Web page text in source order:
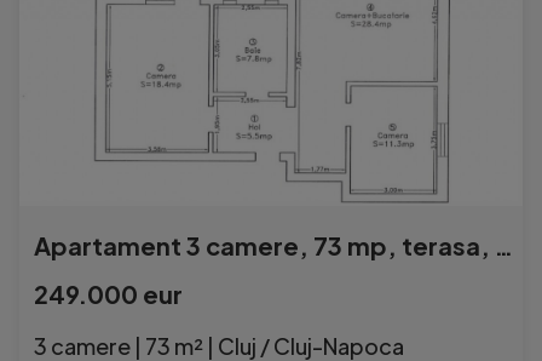
Apartament 3 camere, 73 mp, terasa, Buna Ziua
249.000 eur
3 camere | 73 m² | Cluj / Cluj-Napoca